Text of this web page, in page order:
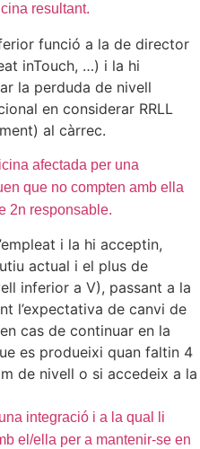
resultant.
funció a la de director
inTouch, …) i la hi
la perduda de nivell
en considerar RRLL
al càrrec.
afectada per una
que no compten amb ella
2n responsable.
i la hi acceptin,
actual i el plus de
inferior a V), passant a la
l’expectativa de canvi de
cas de continuar en la
es produeixi quan faltin 4
de nivell o si accedeix a la
integració i a la qual li
el/ella per a mantenir-se en